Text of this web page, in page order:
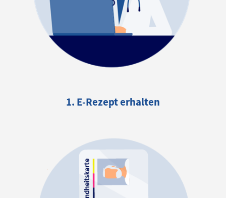
1. E-Rezept erhalten